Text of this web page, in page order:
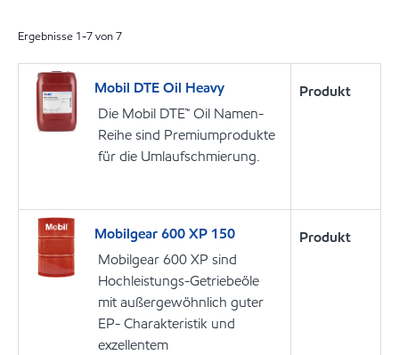
Ergebnisse 1-7von7
Mobil DTE Oil Heavy
Die Mobil DTE™ Oil Namen-
Reihe sind Premiumprodukte
für die Umlaufschmierung.
Produkt
Mobilgear 600 XP 150
Mobilgear 600 XP sind
Hochleistungs-Getriebeöle
mit außergewöhnlich guter
EP- Charakteristik und
exzellentem
Produkt